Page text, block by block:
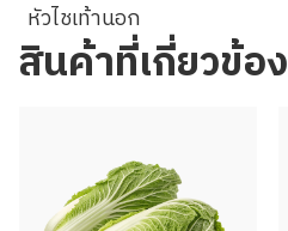
หัวไชเท้านอก
สินค้าที่เกี่ยวข้อง